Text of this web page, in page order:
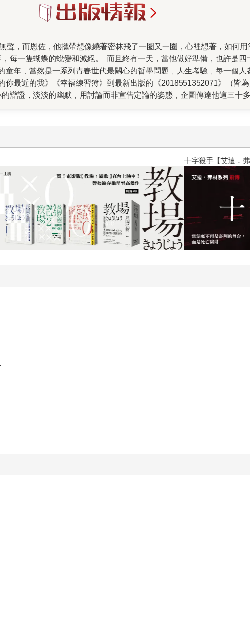
每一隻蝴蝶的蛻變和滅絕。 而且終有一天，當他做好準備，也許是
年，當然是一系列青春世代最關心的哲學問題，人生考驗，每一個
最近的我》《幸福練習簿》到最新出版的《2018551352071》（皆
辯證，淡淡的幽默，用討論而非宣告定論的姿態，企圖傳達他這三十
能。 高中時候的恩佐著迷漫畫，熱愛《北斗神拳》，但其本質又是文
結果是「書沒念好畫也沒畫好」，考上文化大學新聞系。自忖非美術
佐帶來單純的快樂。2000年，他把一系列圖文稿投給自由時報「花邊新
」，出版界則公認他有才華，能夠以圖藉文表達出一種溫暖的感覺、
來越多，他也逐漸進步到從一個月只能畫四張圖到現在的二十張，「
問她：「為什麼是我？」。葉美瑤的答案是：「因為你的東西很溫暖
對恩佐來說，幾米是無法超越，也無法模仿的存在，「沒有人可以成為
並論，幾米還曾當面給了恩佐一個「太囉唆」的評論。面對來邀稿的
報文化）證明了恩佐就是恩佐，這是他第一本講一個完整故事的繪本，
獎，恩佐坦然接受了九把刀給他的讚美：「筆尖上棲息著天使的插畫家
者喜歡，而且能夠理解的方式表達出來，其中有沒有養分可以被吸取
沒有價值，「難道我們沒有看過文字又多又艱深，卻榨不出一滴營養
積等等，比如他重讀叔本華《意志與表象的世界》以及各種人文思想
伴」。 年過三十的恩佐一方面保有「年輕的雜質」，努力為比他年輕
歲的時候，恩佐希望自己已經進入哲學密林，有能力為哲學經典畫插
單？恩佐想。 ＊文中恩佐照片，由大田提供。
十字殺手【艾迪．弗林系列 前傳】